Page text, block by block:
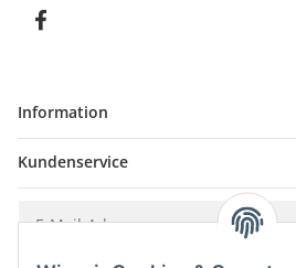
Information
Kundenservice